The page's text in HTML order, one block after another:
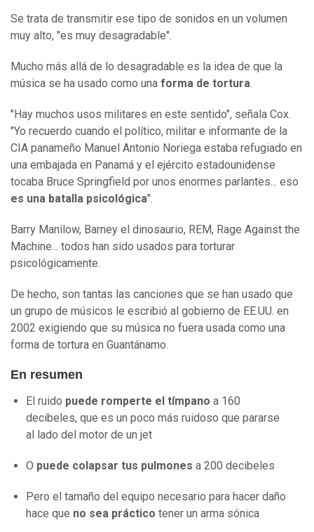
Se trata de transmitir ese tipo de sonidos en un volumen
muy alto, "es muy desagradable".
Mucho más allá de lo desagradable es la idea de que la
música se ha usado como una forma de tortura.
"Hay muchos usos militares en este sentido", señala Cox.
"Yo recuerdo cuando el político, militar e informante de la
CIA panameño Manuel Antonio Noriega estaba refugiado en
una embajada en Panamá y el ejército estadounidense
tocaba Bruce Springfield por unos enormes parlantes... eso
es una batalla psicológica".
Barry Manilow, Barney el dinosaurio, REM, Rage Against the
Machine... todos han sido usados para torturar
psicológicamente.
De hecho, son tantas las canciones que se han usado que
un grupo de músicos le escribió al gobierno de EE.UU. en
2002 exigiendo que su música no fuera usada como una
forma de tortura en Guantánamo.
En resumen
El ruido puede romperte el tímpano a 160
decibeles, que es un poco más ruidoso que pararse
al lado del motor de un jet
O puede colapsar tus pulmones a 200 decibeles
Pero el tamaño del equipo necesario para hacer daño
hace que no sea práctico tener un arma sónica